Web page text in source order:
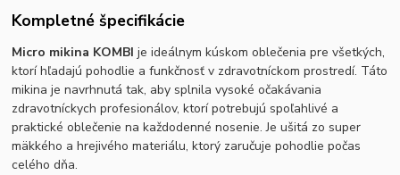
Kompletné špecifikácie
Micro mikina KOMBIje ideálnym kúskom oblečenia pre všetkých,
ktorí hľadajú pohodlie a funkčnosť v zdravotníckom prostredí. Táto
mikina je navrhnutá tak, aby splnila vysoké očakávania
zdravotníckych profesionálov, ktorí potrebujú spoľahlivé a
praktické oblečenie na každodenné nosenie. Je ušitá zo super
mäkkého a hrejivého materiálu, ktorý zaručuje pohodlie počas
celého dňa.